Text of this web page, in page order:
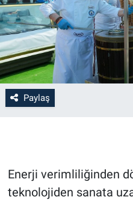
Paylaş
Enerji verimliliğinden
teknolojiden sanata